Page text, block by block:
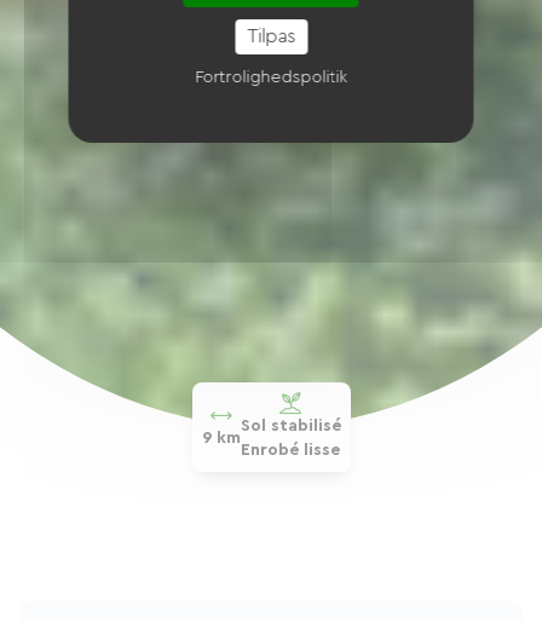
9 km
Sol stabilisé
Enrobé lisse
Tilpas
Fortrolighedspolitik